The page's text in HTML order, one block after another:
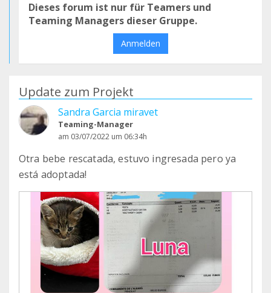
Dieses forum ist nur für Teamers und
Teaming Managers dieser Gruppe.
Anmelden
Update zum Projekt
Sandra Garcia miravet
Teaming-Manager
am 03/07/2022 um 06:34h
Otra bebe rescatada, estuvo ingresada pero ya
está adoptada!